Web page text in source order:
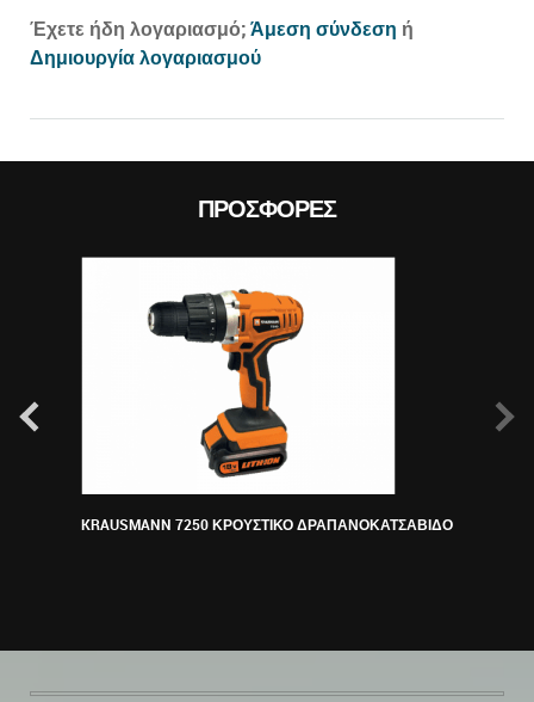
Έχετε ήδη λογαριασμό; Άμεση σύνδεση ή
Δημιουργία λογαριασμού
ΠΡΟΣΦΟΡΈΣ
KRAUSMANN 7250 ΚΡΟΥΣΤΙΚΟ ΔΡΑΠΑΝΟΚΑΤΣΑΒΙΔΟ